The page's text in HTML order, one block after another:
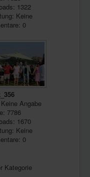
1322
Keine
0
Angabe
7786
1670
Keine
0
Kategorie